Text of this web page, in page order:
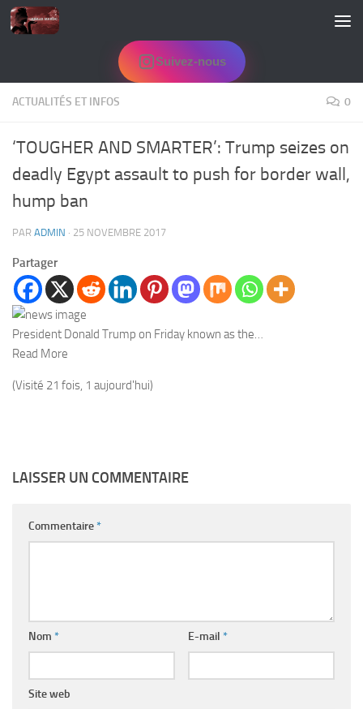
Skip to content
Suivez-nous
ACTUALITÉS ET INFOS 0
‘TOUGHER AND SMARTER’: Trump seizes on
deadly Egypt assault to push for border wall,
hump ban
PAR ADMIN · 25 NOVEMBRE 2017
Partager
President Donald Trump on Friday known as the…
Read More
(Visité 21 fois, 1 aujourd'hui)
LAISSER UN COMMENTAIRE
Commentaire*
Nom * E-mail *
Site web